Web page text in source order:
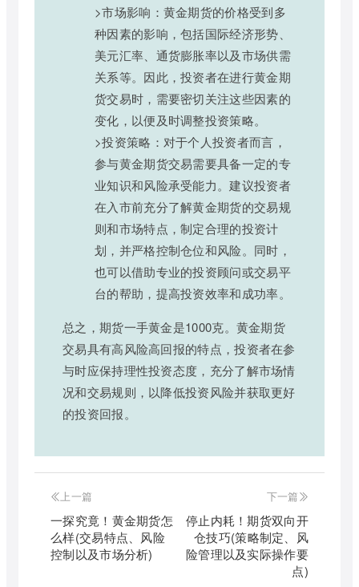
>市场影响：黄金期货的价格受到多
种因素的影响，包括国际经济形势、
美元汇率、通货膨胀率以及市场供需
关系等。因此，投资者在进行黄金期
货交易时，需要密切关注这些因素的
变化，以便及时调整投资策略。
>投资策略：对于个人投资者而言，
参与黄金期货交易需要具备一定的专
业知识和风险承受能力。建议投资者
在入市前充分了解黄金期货的交易规
则和市场特点，制定合理的投资计
划，并严格控制仓位和风险。同时，
也可以借助专业的投资顾问或交易平
台的帮助，提高投资效率和成功率。
总之，期货一手黄金是1000克。黄金期货
交易具有高风险高回报的特点，投资者在参
与时应保持理性投资态度，充分了解市场情
况和交易规则，以降低投资风险并获取更好
的投资回报。
上一篇
一探究竟！黄金期货怎
么样(交易特点、风险
控制以及市场分析)
下一篇
停止内耗！期货双向开
仓技巧(策略制定、风
险管理以及实际操作要
点)